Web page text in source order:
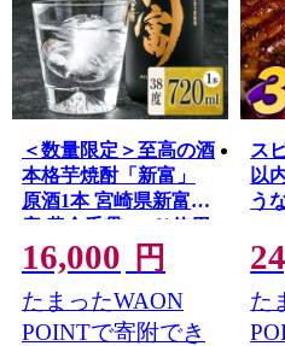
い農業への取り組みが活発な
く農業」を確立するため、昔
ック（農業×IT）まで、さま
れています。
富んでいく町です。
＜数量限定＞至高の酒
本格芋焼酎「新富」
原酒1本 宮崎県新富町
産 黄金千貫100％使用
【C333】
16,000 円
たまったWAON
POINTで寄附でき
ス
以
う
す
装
【
た